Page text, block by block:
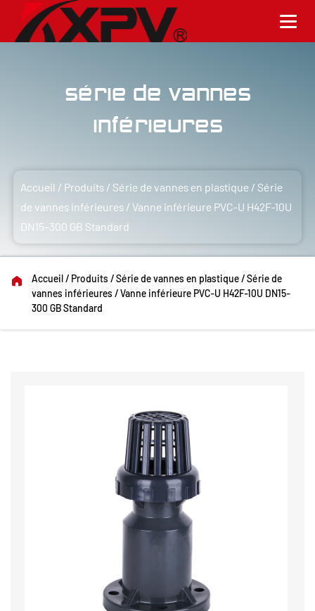
Série de vannes
inférieures
Accueil / Produits /Série de vannes en plastique /Série
de vannes inférieures /Vanne inférieure PVC-U H42F-10U
DN15-300 GB Standard
Accueil/ Produits /Série de vannes en plastique/Série de
vannes inférieures /Vanne inférieure PVC-U H42F-10U DN15-
300 GB Standard